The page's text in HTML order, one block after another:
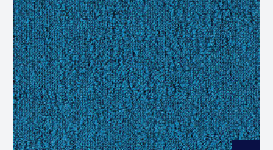
optie
kan
gekozen
worden
op
de
productpagina